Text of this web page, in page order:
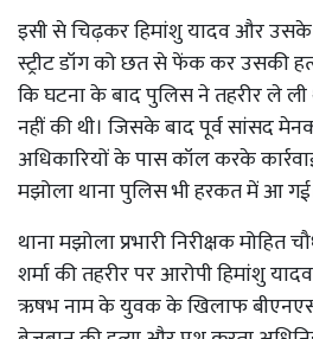
इसी से चिढ़कर हिमांशु यादव और
स्ट्रीट डॉग को छत से फेंक कर उसकी
कि घटना के बाद पुलिस ने तहरीर ले
नहीं की थी। जिसके बाद पूर्व सांसद
अधिकारियों के पास कॉल करके
मझोला थाना पुलिस भी हरकत में आ
थाना मझोला प्रभारी निरीक्षक मोहित
शर्मा की तहरीर पर आरोपी हिमांशु
ऋषभ नाम के युवक के खिलाफ